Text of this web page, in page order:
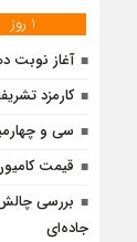
1 روز
آغاز نوبت
کارمزد
سی و
قیمت
بررسی
جاده‌ای